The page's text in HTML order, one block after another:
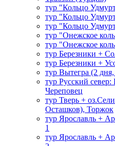
тур "Кольцо
тур "Кольцо
тур "Кольцо
тур "Онежское
тур "Онежское
тур Березники +
тур Березники +
тур Вытегра (2
тур Русский север:
Череповец
тур Тверь +
Осташков), Торжок
тур Ярославль +
1
тур Ярославль +